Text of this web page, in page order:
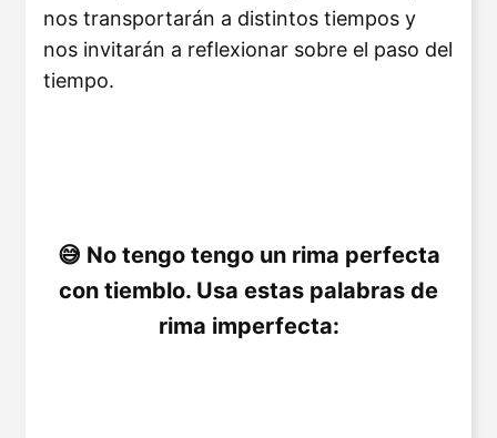
nos transportarán a distintos tiempos y
nos invitarán a reflexionar sobre el paso del
tiempo.
No tengo tengo un rima perfecta
con tiemblo. Usa estas palabras de
rima imperfecta: